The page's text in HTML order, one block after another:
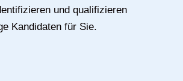
und qualifizieren
Kandidaten für Sie.